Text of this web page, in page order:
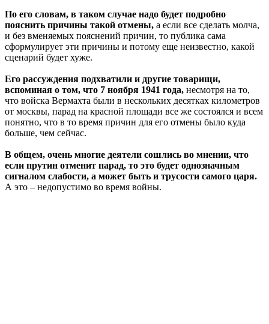
По его словам, в таком случае надо будет подробно
пояснить причины такой отмены, а если все сделать молча,
и без вменяемых пояснений причин, то публика сама
сформулирует эти причины и потому еще неизвестно, какой
сценарий будет хуже.
Его рассуждения подхватили и другие товарищи,
вспоминая о том, что 7 ноября 1941 года, несмотря на то,
что войска Вермахта были в нескольких десятках километров
от москвы, парад на красной площади все же состоялся и всем
понятно, что в то время причин для его отмены было куда
больше, чем сейчас.
В общем, очень многие деятели сошлись во мнении, что
если прутин отменит парад, то это будет однозначным
сигналом слабости, а может быть и трусости самого царя.
А это – недопустимо во время войны.